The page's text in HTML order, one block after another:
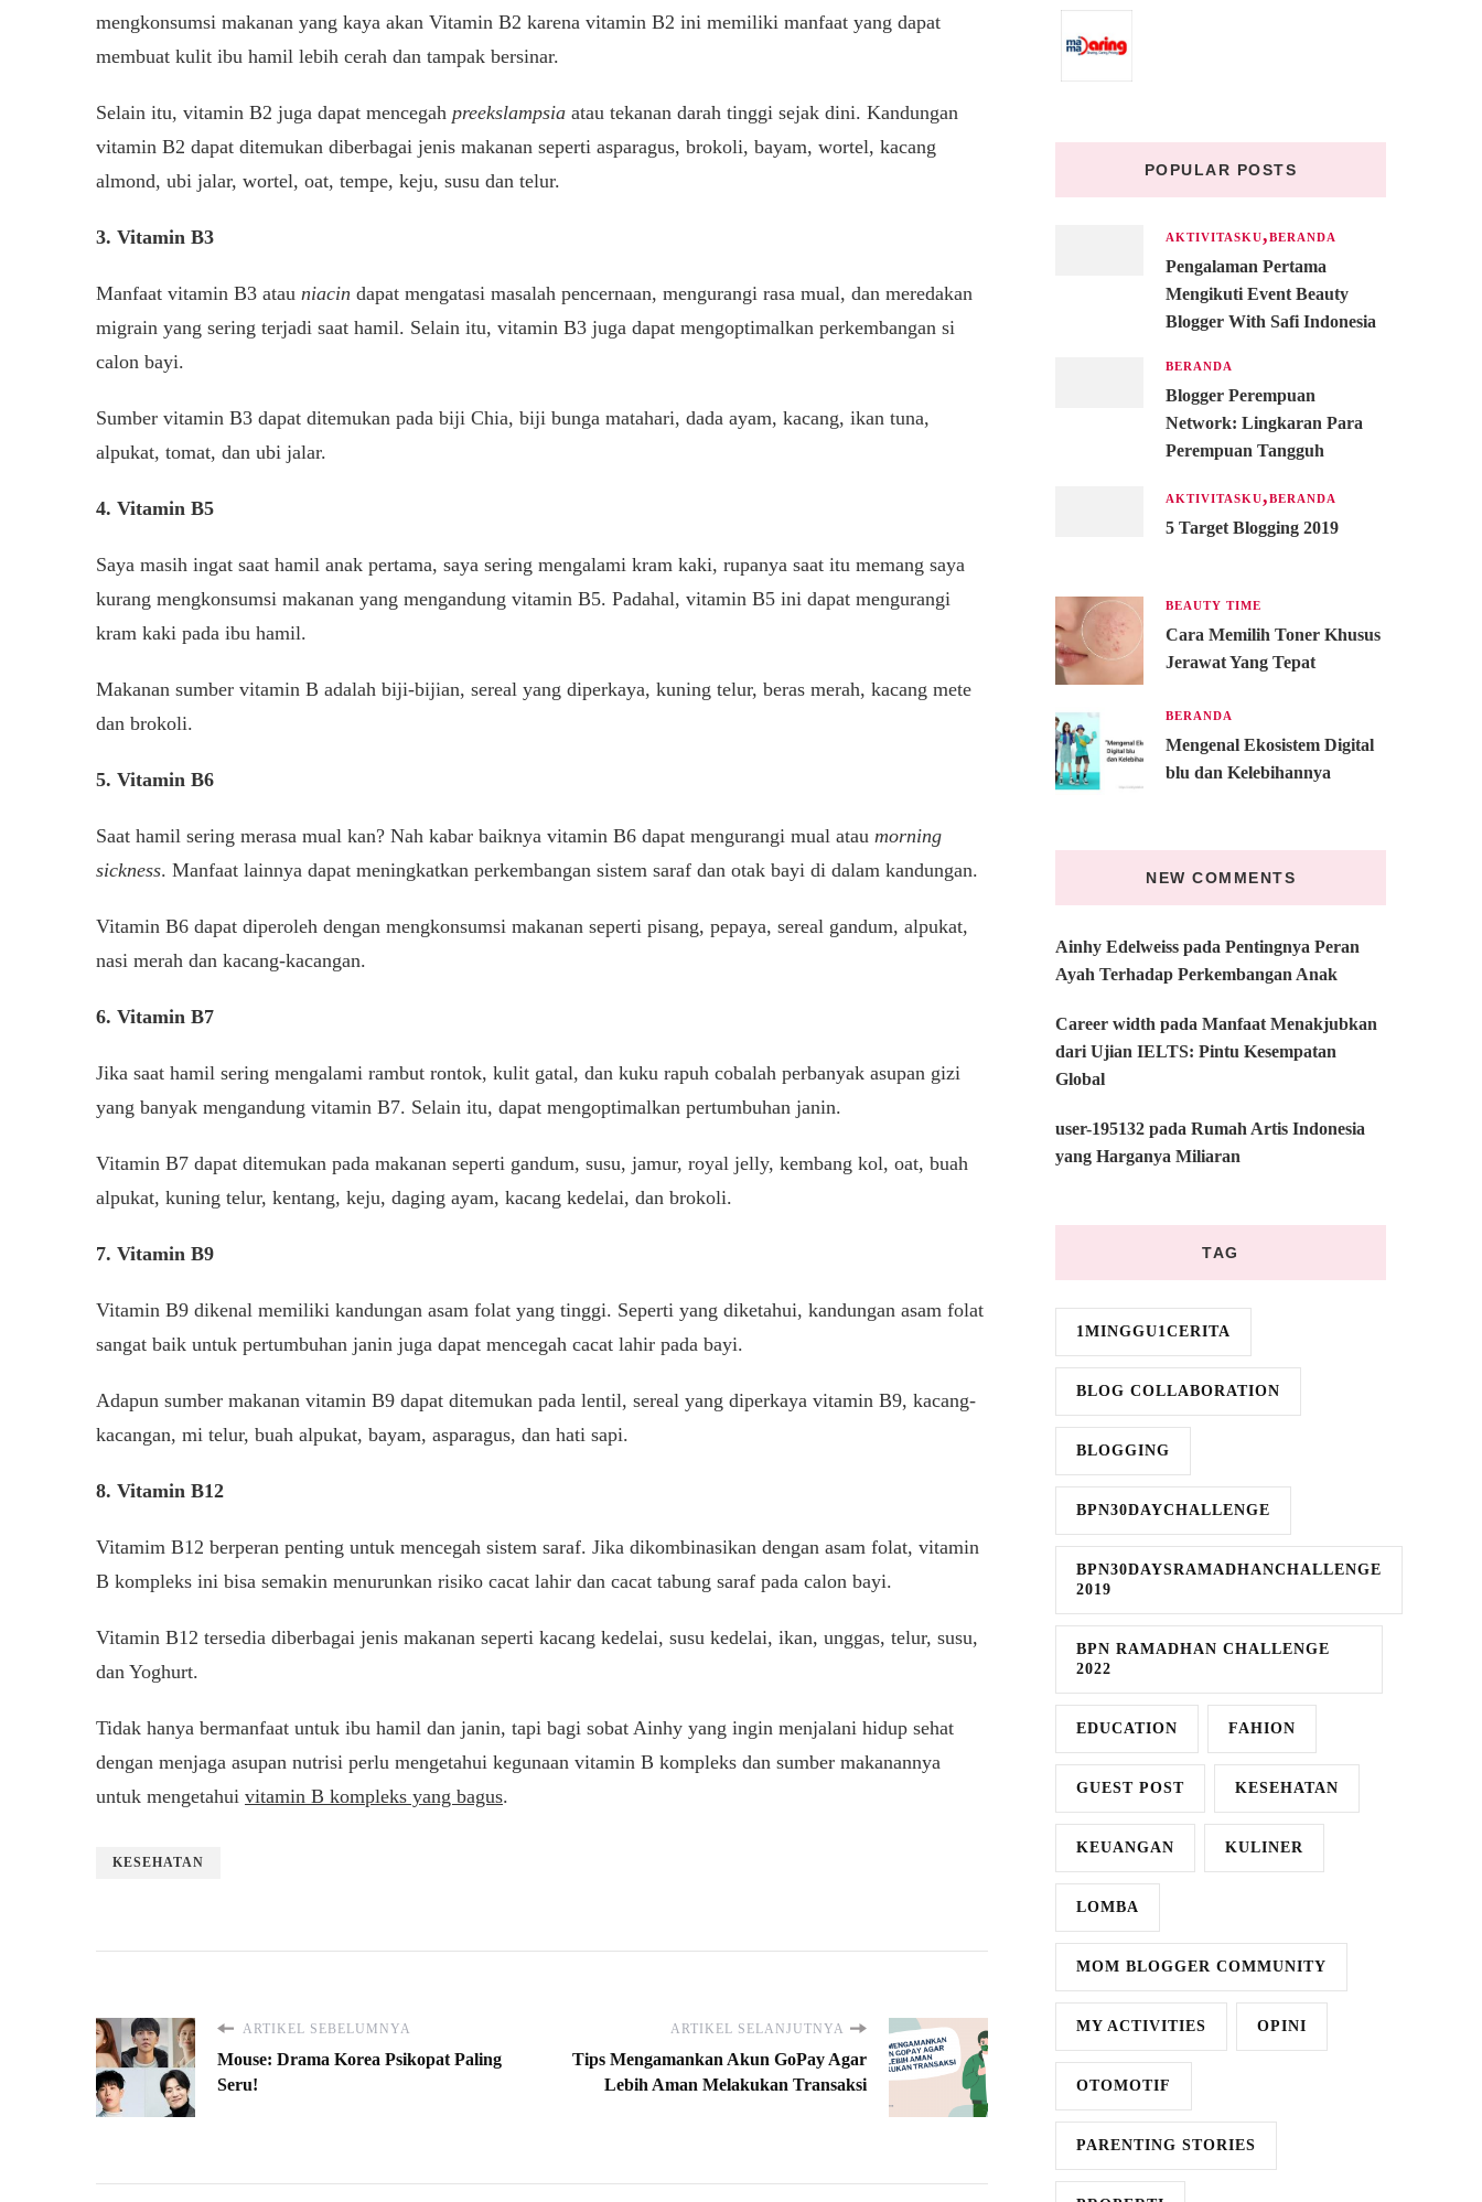
mengkonsumsi makanan yang kaya akan Vitamin B2 karena vitamin B2 ini memiliki manfaat yang dapat
membuat kulit ibu hamil lebih cerah dan tampak bersinar.
Selain itu, vitamin B2 juga dapat mencegah preekslampsia atau tekanan darah tinggi sejak dini. Kandungan
vitamin B2 dapat ditemukan diberbagai jenis makanan seperti asparagus, brokoli, bayam, wortel, kacang
almond, ubi jalar, wortel, oat, tempe, keju, susu dan telur.
3. Vitamin B3
Manfaat vitamin B3 atau niacin dapat mengatasi masalah pencernaan, mengurangi rasa mual, dan meredakan
migrain yang sering terjadi saat hamil. Selain itu, vitamin B3 juga dapat mengoptimalkan perkembangan si
calon bayi.
Sumber vitamin B3 dapat ditemukan pada biji Chia, biji bunga matahari, dada ayam, kacang, ikan tuna,
alpukat, tomat, dan ubi jalar.
4. Vitamin B5
Saya masih ingat saat hamil anak pertama, saya sering mengalami kram kaki, rupanya saat itu memang saya
kurang mengkonsumsi makanan yang mengandung vitamin B5. Padahal, vitamin B5 ini dapat mengurangi
kram kaki pada ibu hamil.
Makanan sumber vitamin B adalah biji-bijian, sereal yang diperkaya, kuning telur, beras merah, kacang mete
dan brokoli.
5. Vitamin B6
Saat hamil sering merasa mual kan? Nah kabar baiknya vitamin B6 dapat mengurangi mual atau morning
sickness. Manfaat lainnya dapat meningkatkan perkembangan sistem saraf dan otak bayi di dalam kandungan.
Vitamin B6 dapat diperoleh dengan mengkonsumsi makanan seperti pisang, pepaya, sereal gandum, alpukat,
nasi merah dan kacang-kacangan.
6. Vitamin B7
Jika saat hamil sering mengalami rambut rontok, kulit gatal, dan kuku rapuh cobalah perbanyak asupan gizi
yang banyak mengandung vitamin B7. Selain itu, dapat mengoptimalkan pertumbuhan janin.
Vitamin B7 dapat ditemukan pada makanan seperti gandum, susu, jamur, royal jelly, kembang kol, oat, buah
alpukat, kuning telur, kentang, keju, daging ayam, kacang kedelai, dan brokoli.
7. Vitamin B9
Vitamin B9 dikenal memiliki kandungan asam folat yang tinggi. Seperti yang diketahui, kandungan asam folat
sangat baik untuk pertumbuhan janin juga dapat mencegah cacat lahir pada bayi.
Adapun sumber makanan vitamin B9 dapat ditemukan pada lentil, sereal yang diperkaya vitamin B9, kacang-
kacangan, mi telur, buah alpukat, bayam, asparagus, dan hati sapi.
8. Vitamin B12
Vitamim B12 berperan penting untuk mencegah sistem saraf. Jika dikombinasikan dengan asam folat, vitamin
B kompleks ini bisa semakin menurunkan risiko cacat lahir dan cacat tabung saraf pada calon bayi.
Vitamin B12 tersedia diberbagai jenis makanan seperti kacang kedelai, susu kedelai, ikan, unggas, telur, susu,
dan Yoghurt.
Tidak hanya bermanfaat untuk ibu hamil dan janin, tapi bagi sobat Ainhy yang ingin menjalani hidup sehat
dengan menjaga asupan nutrisi perlu mengetahui kegunaan vitamin B kompleks dan sumber makanannya
untuk mengetahui vitamin B kompleks yang bagus.
KESEHATAN
ARTIKEL SEBELUMNYA
Mouse: Drama Korea Psikopat Paling
Seru!
ARTIKEL SELANJUTNYA
Tips Mengamankan Akun GoPay Agar
Lebih Aman Melakukan Transaksi
POPULAR POSTS
AKTIVITASKU BERANDA
Pengalaman Pertama
Mengikuti Event Beauty
Blogger With Safi Indonesia
BERANDA
Blogger Perempuan
Network: Lingkaran Para
Perempuan Tangguh
AKTIVITASKU BERANDA
5 Target Blogging 2019
BEAUTY TIME
Cara Memilih Toner Khusus
Jerawat Yang Tepat
BERANDA
Mengenal Ekosistem Digital
blu dan Kelebihannya
NEW COMMENTS
Ainhy Edelweiss pada Pentingnya Peran
Ayah Terhadap Perkembangan Anak
Career width pada Manfaat Menakjubkan
dari Ujian IELTS: Pintu Kesempatan
Global
user-195132 pada Rumah Artis Indonesia
yang Harganya Miliaran
TAG
1MINGGU1CERITA
BLOG COLLABORATION
BLOGGING
BPN30DAYCHALLENGE
BPN30DAYSRAMADHANCHALLENGE
2019
BPN RAMADHAN CHALLENGE
2022
EDUCATION FAHION
GUEST POST KESEHATAN
KEUANGAN KULINER
LOMBA
MOM BLOGGER COMMUNITY
MY ACTIVITIES OPINI
OTOMOTIF
PARENTING STORIES